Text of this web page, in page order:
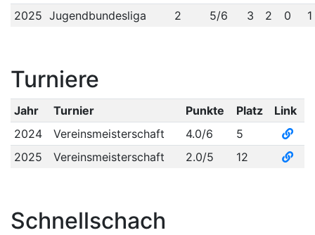
2025 Jugendbundesliga 2 5/6 3 2 0 1
Turniere
Jahr Turnier Punkte Platz
Link
2024
Vereinsmeisterschaft 4.0/6
5
2025
Vereinsmeisterschaft 2.0/5 12
Schnellschach